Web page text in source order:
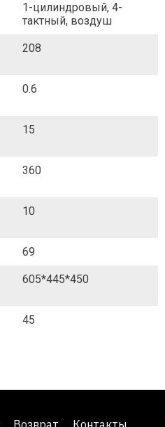
1-цилиндровый, 4-
тактный, воздуш
208
0.6
15
360
10
69
605*445*450
45
Возврат
Контакты